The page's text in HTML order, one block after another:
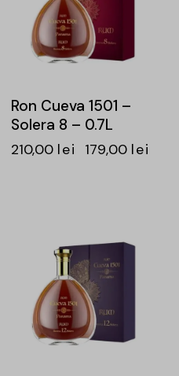
Ron Cueva 1501 –
Solera 8 – 0.7L
210,00 lei 179,00 lei